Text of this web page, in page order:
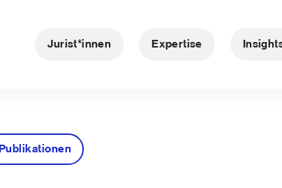
Jurist*innen Expertise
Publikationen